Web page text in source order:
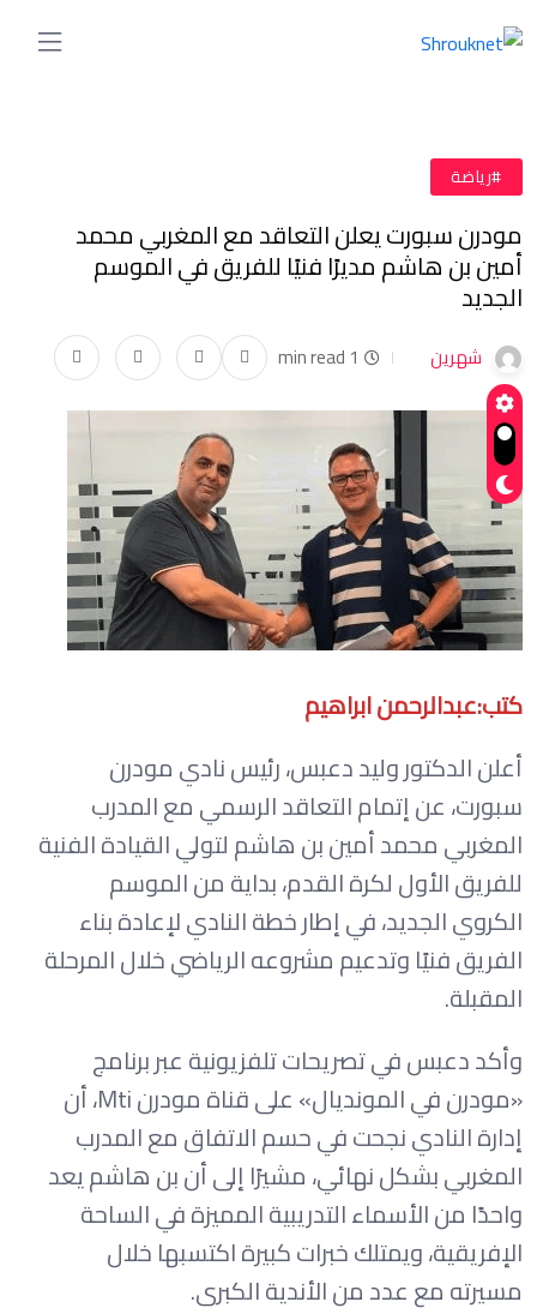
#رياضة
مودرن سبورت يعلن التعاقد مع المغربي محمد
أمين بن هاشم مديرًا فنيًا للفريق في الموسم
الجديد
شهرين 1 min read
كتب:عبدالرحمن ابراهيم
أعلن الدكتور وليد دعبس، رئيس نادي مودرن
سبورت، عن إتمام التعاقد الرسمي مع المدرب
المغربي محمد أمين بن هاشم لتولي القيادة الفنية
للفريق الأول لكرة القدم، بداية من الموسم
الكروي الجديد، في إطار خطة النادي لإعادة بناء
الفريق فنيًا وتدعيم مشروعه الرياضي خلال المرحلة
المقبلة.
وأكد دعبس في تصريحات تلفزيونية عبر برنامج
«مودرن في المونديال» على قناة مودرن Mti، أن
إدارة النادي نجحت في حسم الاتفاق مع المدرب
المغربي بشكل نهائي، مشيرًا إلى أن بن هاشم يعد
واحدًا من الأسماء التدريبية المميزة في الساحة
الإفريقية، ويمتلك خبرات كبيرة اكتسبها خلال
مسيرته مع عدد من الأندية الكبرى.